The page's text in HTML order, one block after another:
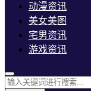
动漫资讯
美女美图
宅男资讯
游戏资讯